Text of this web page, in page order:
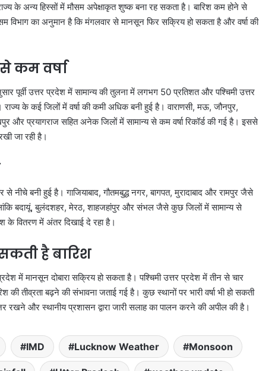
के अन्य हिस्सों में मौसम अपेक्षाकृत शुष्क बना रह सकता है। बारिश कम होने से
विभाग का अनुमान है कि मंगलवार से मानसून फिर सक्रिय हो सकता है और वर्षा की
कम वर्षा
पूर्वी उत्तर प्रदेश में सामान्य की तुलना में लगभग 50 प्रतिशत और पश्चिमी उत्तर
के कई जिलों में वर्षा की कमी अधिक बनी हुई है। वाराणसी, मऊ, जौनपुर,
और प्रयागराज सहित अनेक जिलों में सामान्य से कम वर्षा रिकॉर्ड की गई है। इससे
जा रही है।
से नीचे बनी हुई है। गाजियाबाद, गौतमबुद्ध नगर, बागपत, मुरादाबाद और रामपुर जैसे
बदायूं, बुलंदशहर, मेरठ, शाहजहांपुर और संभल जैसे कुछ जिलों में सामान्य से
के वितरण में अंतर दिखाई दे रहा है।
है बारिश
में मानसून दोबारा सक्रिय हो सकता है। पश्चिमी उत्तर प्रदेश में तीन से चार
की तीव्रता बढ़ने की संभावना जताई गई है। कुछ स्थानों पर भारी वर्षा भी हो सकती
रखने और स्थानीय प्रशासन द्वारा जारी सलाह का पालन करने की अपील की है।
IMD Lucknow Weather Monsoon